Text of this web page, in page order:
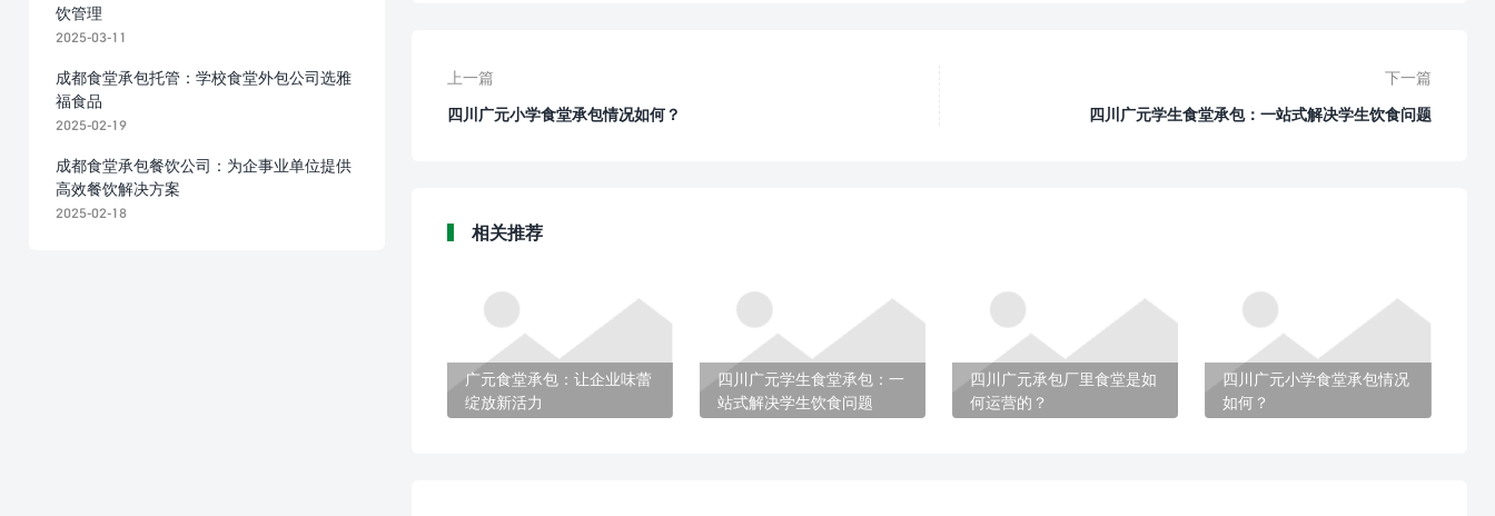
上一篇
四川广元小学食堂承包情况如何？
下一篇
四川广元学生食堂承包：一站式解决学生饮食问题
相关推荐
广元食堂承包：让企业味蕾
绽放新活力
四川广元学生食堂承包：一
站式解决学生饮食问题
四川广元承包厂里食堂是如
何运营的？
四川广元小学食堂承包情况
如何？
饮管理
2025-03-11
成都食堂承包托管：学校食堂外包公司选雅
福食品
2025-02-19
成都食堂承包餐饮公司：为企事业单位提供
高效餐饮解决方案
2025-02-18